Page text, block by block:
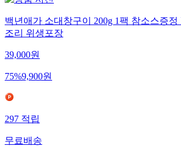
백년애가 소대창구이 200g 1팩 참소스증
조리 위생포장
39,000원
75%9,900원
297적립
무료배송